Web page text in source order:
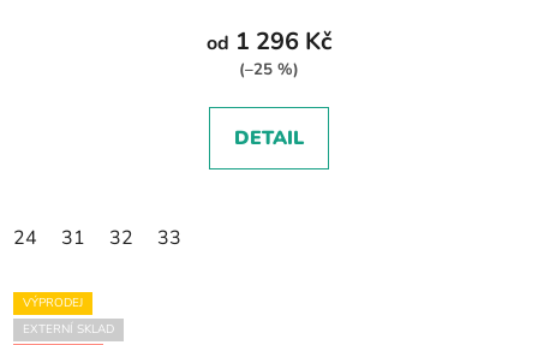
od 1 296 Kč
(–25 %)
DETAIL
24 31 32 33
VÝPRODEJ
EXTERNÍ SKLAD